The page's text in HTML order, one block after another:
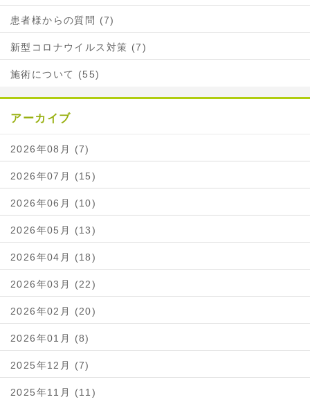
患者様からの質問 (7)
新型コロナウイルス対策 (7)
施術について (55)
アーカイブ
2026年08月 (7)
2026年07月 (15)
2026年06月 (10)
2026年05月 (13)
2026年04月 (18)
2026年03月 (22)
2026年02月 (20)
2026年01月 (8)
2025年12月 (7)
2025年11月 (11)